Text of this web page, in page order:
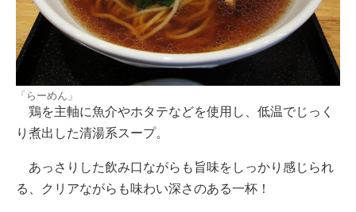
「らーめん」
鶏を主軸に魚介やホタテなどを使用し、低温でじっく
り煮出した清湯系スープ。
あっさりした飲み口ながらも旨味をしっかり感じられ
る、クリアながらも味わい深さのある一杯！